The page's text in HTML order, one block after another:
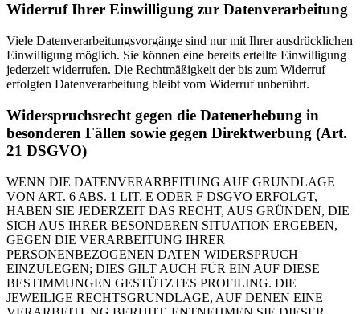
Widerruf Ihrer Einwilligung zur Datenverarbeitung
Viele Datenverarbeitungsvorgänge sind nur mit Ihrer ausdrücklichen
Einwilligung möglich. Sie können eine bereits erteilte Einwilligung
jederzeit widerrufen. Die Rechtmäßigkeit der bis zum Widerruf
erfolgten Datenverarbeitung bleibt vom Widerruf unberührt.
Widerspruchsrecht gegen die Datenerhebung in
besonderen Fällen sowie gegen Direktwerbung (Art.
21 DSGVO)
WENN DIE DATENVERARBEITUNG AUF GRUNDLAGE
VON ART. 6 ABS. 1 LIT. E ODER F DSGVO ERFOLGT,
HABEN SIE JEDERZEIT DAS RECHT, AUS GRÜNDEN, DIE
SICH AUS IHRER BESONDEREN SITUATION ERGEBEN,
GEGEN DIE VERARBEITUNG IHRER
PERSONENBEZOGENEN DATEN WIDERSPRUCH
EINZULEGEN; DIES GILT AUCH FÜR EIN AUF DIESE
BESTIMMUNGEN GESTÜTZTES PROFILING. DIE
JEWEILIGE RECHTSGRUNDLAGE, AUF DENEN EINE